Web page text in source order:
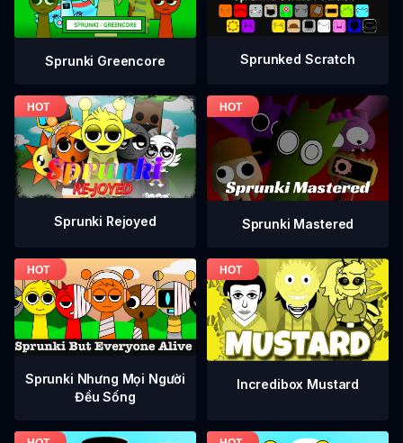
Sprunki Greencore Sprunked Scratch
Sprunki Rejoyed Sprunki Mastered
Sprunki Nhưng Mọi Người
Đều Sống
Incredibox Mustard